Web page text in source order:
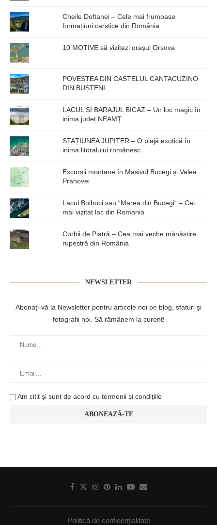
Cheile Doftanei – Cele mai frumoase
formațiuni carstice din România
10 MOTIVE să vizitezi orașul Orșova
POVESTEA DIN CASTELUL CANTACUZINO
DIN BUȘTENI
LACUL ȘI BARAJUL BICAZ – Un loc magic în
inima județ NEAMȚ
STAȚIUNEA JUPITER – O plajă exotică în
inima litoralului românesc
Excursii montane în Masivul Bucegi și Valea
Prahovei
Lacul Bolboci sau “Marea din Bucegi“ – Cel
mai vizitat lac din Romania
Corbii de Piatră – Cea mai veche mănăstire
rupestră din România
NEWSLETTER
Abonați-vă la Newsletter pentru articole noi pe blog, sfaturi și
fotografii noi. Să rămânem la curent!
Am citit și sunt de acord cu termenii și condițiile
Politică de confidențialitate